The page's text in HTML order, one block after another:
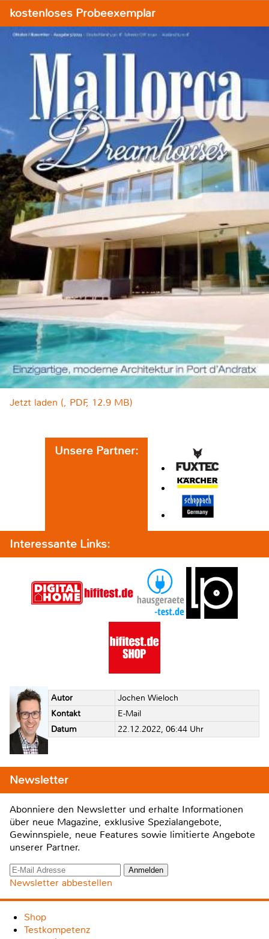
kostenloses Probeexemplar
Jetzt laden (, PDF, 12.9 MB)
Unsere Partner:
Interessante Links:
Autor
Jochen Wieloch
Kontakt
E-Mail
Datum
22.12.2022, 06:44 Uhr
Newsletter
Abonniere den Newsletter und erhalte Informationen
über neue Magazine, exklusive Spezialangebote,
Gewinnspiele, neue Features sowie limitierte Angebote
unserer Partner.
Newsletter abbestellen
Shop
Testkompetenz